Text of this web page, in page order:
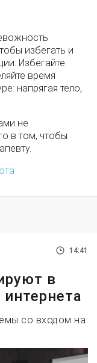
избегать и
Избегайте
время
напрягая тело,
не
в том, чтобы
14:41
в
со входом на